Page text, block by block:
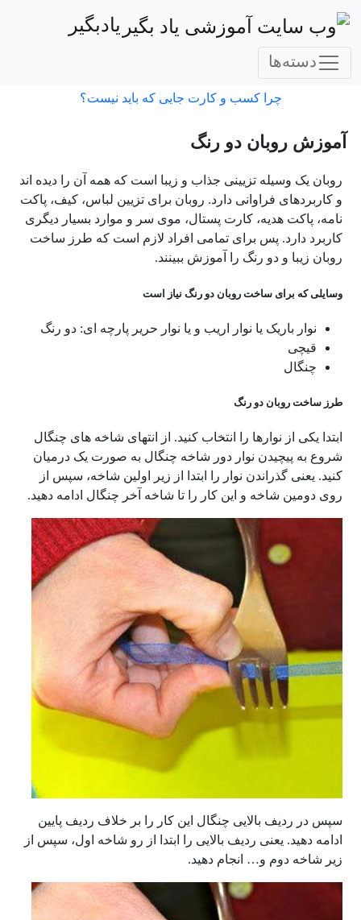
یادبگیر
دسته‌ها
چرا کسب و کارت جایی که باید نیست؟
آموزش روبان دو رنگ
روبان یک وسیله تزیینی جذاب و زیبا است که همه آن را دیده اند
و کاربردهای فراوانی دارد. روبان برای تزیین لباس، کیف، پاکت
نامه، پاکت هدیه، کارت پستال، موی سر و موارد بسیار دیگری
کاربرد دارد. پس برای تمامی افراد لازم است که طرز ساخت
روبان زیبا و دو رنگ را آموزش ببینند.
وسایلی که برای ساخت روبان دو رنگ نیاز است
نوار باریک یا نوار اریب و یا نوار حریر پارچه ای: دو رنگ
قیچی
چنگال
طرز ساخت روبان دو رنگ
ابتدا یکی از نوارها را انتخاب کنید. از انتهای شاخه های چنگال
شروع به پیچیدن نوار دور شاخه چنگال به صورت یک درمیان
کنید. یعنی گذراندن نوار را ابتدا از زیر اولین شاخه، سپس از
روی دومین شاخه و این کار را تا شاخه آخر چنگال ادامه دهید.
سپس در ردیف بالایی چنگال این کار را بر خلاف ردیف پایین
ادامه دهید. یعنی ردیف بالایی را ابتدا از رو شاخه اول، سپس از
زیر شاخه دوم و… انجام دهید.